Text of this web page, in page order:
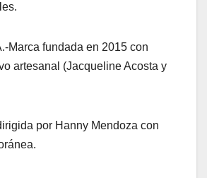
Marca fundada en 2015 con
artesanal (Jacqueline Acosta y
por Hanny Mendoza con